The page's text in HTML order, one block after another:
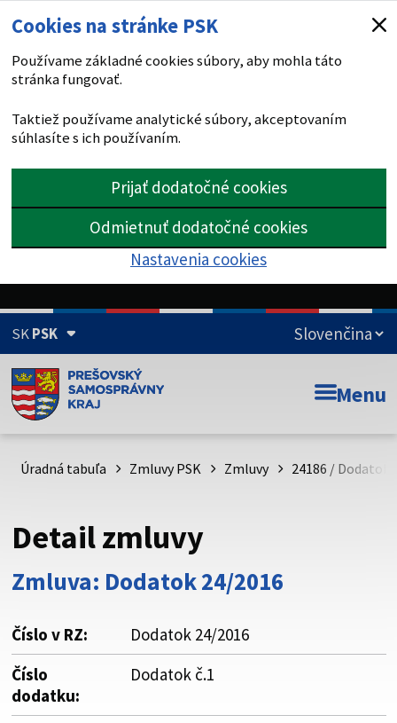
Cookies na stránke PSK
Používame základné cookies súbory, aby mohla táto
stránka fungovať.
Taktiež používame analytické súbory, akceptovaním
súhlasíte s ich používaním.
Prijať dodatočné cookies
Odmietnuť dodatočné cookies
Nastavenia cookies
SKPSK
Doména psk.sk je oficiálna
Toto je oficiálna webová stránka Prešovského
psk.sk.
Buďte pozorní a vždy sa uistite, že zdieľate informácie iba
cez zabezpečenú webovú stránku. Zabezpečená stránka
vždy začína https:// pred názvom domény webového sídla.
Menu
Úradná tabuľa Zmluvy PSK Zmluvy 24186 /
Detail zmluvy
Zmluva: Dodatok 24/2016
Číslo v RZ:
Dodatok 24/2016
Číslo
dodatku:
Dodatok č.1